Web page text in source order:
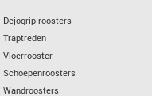
Dejogrip roosters
Traptreden
Vloerrooster
Schoepenroosters
Wandroosters